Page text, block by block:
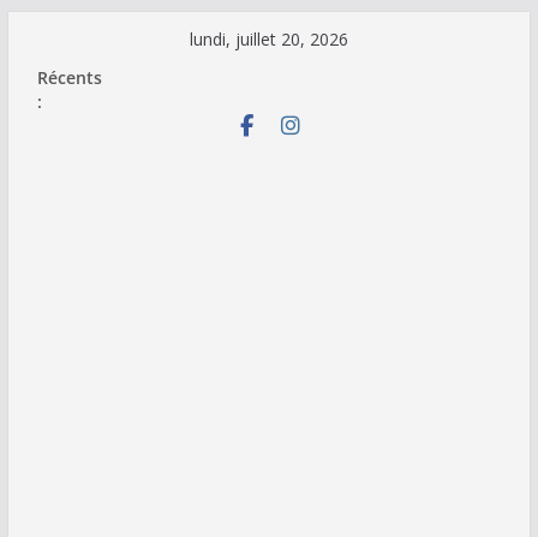
contenu
lundi, juillet 20, 2026
Récents
: